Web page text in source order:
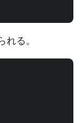
る。